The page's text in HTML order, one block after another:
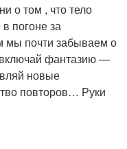
о том , что тело
погоне за
мы почти забываем о
включай фантазию —
новые
повторов… Руки